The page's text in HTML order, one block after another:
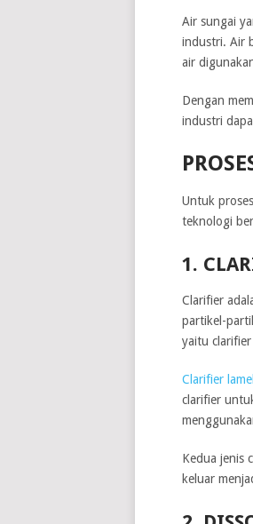
Air sungai
industri. Air
air
Dengan
industri
Untuk
teknologi
1.
Clarifier
partikel-
yaitu
Clarifier
clarifier
Kedua jenis
keluar